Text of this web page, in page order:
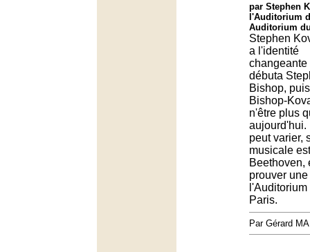
par Stephen
l'Auditorium
Auditorium
Stephen
a l'identité
changeante
débuta
Bishop,
Bishop-
n'être plus
aujourd'hui.
peut varier,
musicale
Beethoven,
prouver
Paris.
Par Gérard